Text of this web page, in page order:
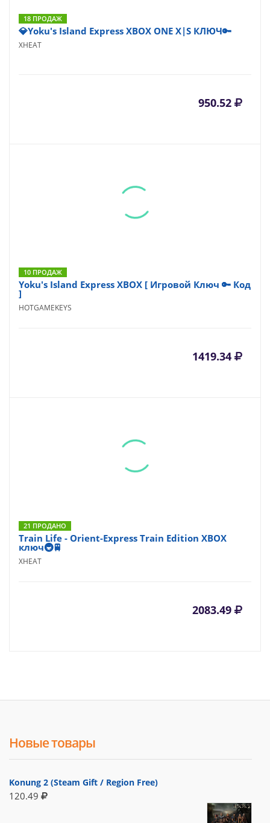
18 ПРОДАЖ
💎Yoku's Island Express XBOX ONE X|S КЛЮЧ🔑
XHEAT
950.52
10 ПРОДАЖ
Yoku's Island Express XBOX [ Игровой Ключ 🔑 Код
]
HOTGAMEKEYS
1419.34
21 ПРОДАНО
Train Life - Orient-Express Train Edition XBOX
ключ🚇🚆
XHEAT
2083.49
Новые товары
Konung 2 (Steam Gift / Region Free)
120.49